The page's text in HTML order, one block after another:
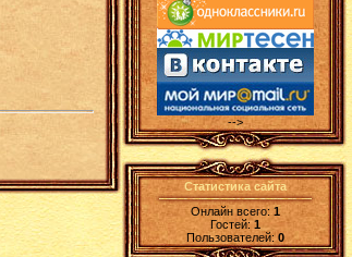
-->
Статистика сайта
Онлайн всего: 1
Гостей:1
Пользователей:0